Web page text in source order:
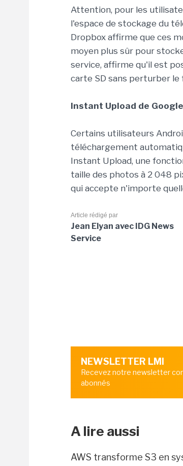
Attention, pour les
l'espace de stockage du
Dropbox affirme que ces
moyen plus sûr pour
service, affirme qu'il est
carte SD sans perturber
Instant Upload de
Certains utilisateurs
téléchargement
Instant Upload, une
taille des photos à 2 048
qui accepte n'importe
Article rédigé par
Jean Elyan avec IDG News
Service
NEWSLETTER LMI
Recevez notre newsletter
abonnés
A lire aussi
AWS transforme S3 en